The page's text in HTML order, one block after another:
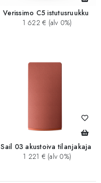
Verissimo C5 istutusruukku
1 622 € (alv 0%)
Sail 03 akustoiva tilanjakaja
1 221 € (alv 0%)